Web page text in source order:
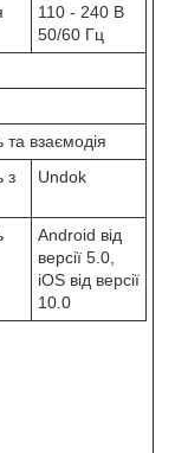
110 - 240 В
50/60 Гц
та взаємодія
з
Undok
Android від
версії 5.0,
iOS від версії
10.0